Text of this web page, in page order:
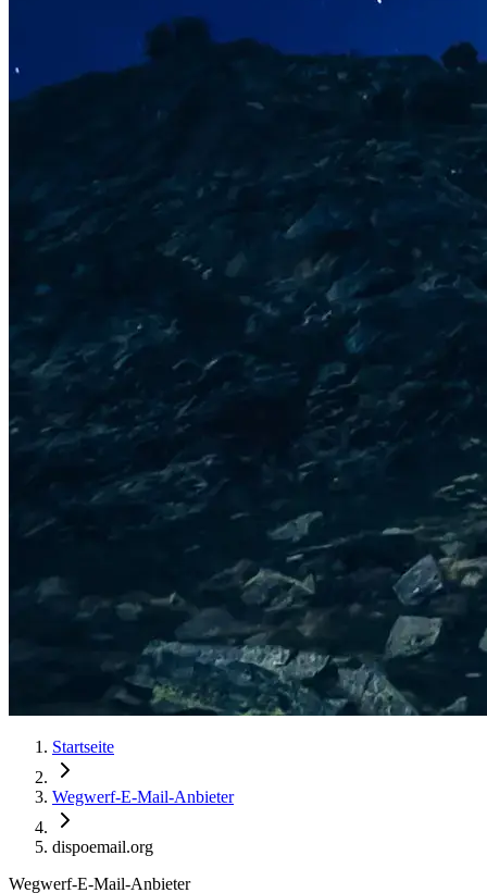
Startseite
Wegwerf-E-Mail-Anbieter
dispoemail.org
Wegwerf-E-Mail-Anbieter